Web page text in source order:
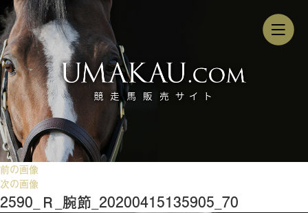
前の画像
次の画像
2590_Ｒ_腕節_20200415135905_70